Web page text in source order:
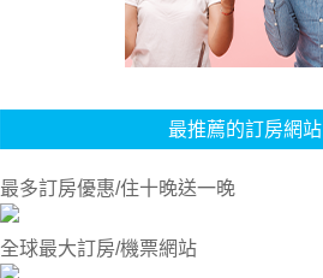
最推薦的訂房網站
最多訂房優惠/住十晚送一晚
全球最大訂房/機票網站